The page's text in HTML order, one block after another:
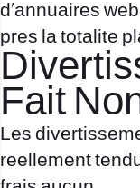
d’annuaires
pres la totalite
Fait
Les
reellement